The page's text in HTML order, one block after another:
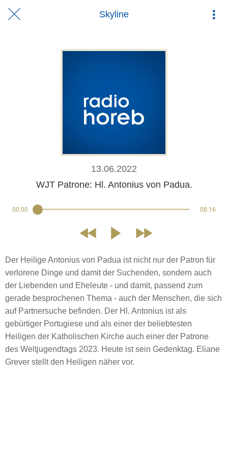
Skyline
13.06.2022
WJT Patrone: Hl. Antonius von Padua.
00:00 08:16
Der Heilige Antonius von Padua ist nicht nur der Patron für
verlorene Dinge und damit der Suchenden, sondern auch
der Liebenden und Eheleute - und damit, passend zum
gerade besprochenen Thema - auch der Menschen, die sich
auf Partnersuche befinden. Der Hl. Antonius ist als
gebürtiger Portugiese und als einer der beliebtesten
Heiligen der Katholischen Kirche auch einer der Patrone
des Weltjugendtags 2023. Heute ist sein Gedenktag. Eliane
Grever stellt den Heiligen näher vor.